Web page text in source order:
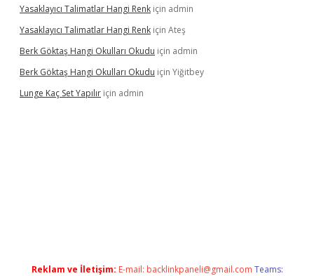
Yasaklayıcı Talimatlar Hangi Renk için admin
Yasaklayıcı Talimatlar Hangi Renk için Ateş
Berk Göktaş Hangi Okulları Okudu için admin
Berk Göktaş Hangi Okulları Okudu için Yiğitbey
Lunge Kaç Set Yapılır için admin
Reklam ve İletişim: E-mail: backlinkpaneli@gmail.com Teams: